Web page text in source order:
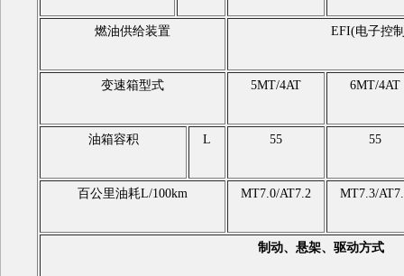
燃油供给装置 EFI(电子控
变速箱型式 5MT/4AT 6MT/4AT
油箱容积 L 55 55
百公里油耗L/100km MT7.0/AT7.2 MT7.3/
制动、悬架、驱动方式